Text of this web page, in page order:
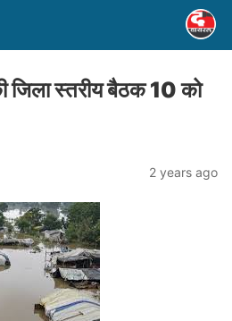
जिला स्तरीय बैठक 10 को
2 years ago